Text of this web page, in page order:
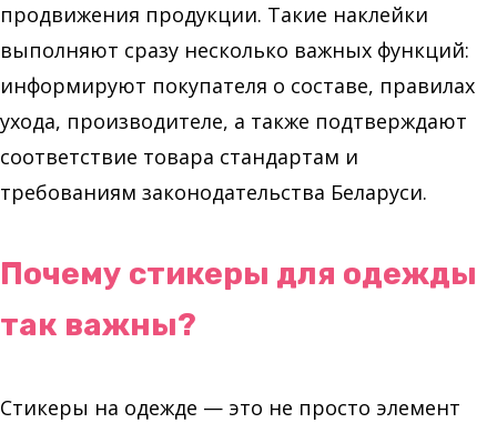
продвижения продукции. Такие наклейки
выполняют сразу несколько важных функций:
информируют покупателя о составе, правилах
ухода, производителе, а также подтверждают
соответствие товара стандартам и
требованиям законодательства Беларуси.
Почему стикеры для одежды
так важны?
Стикеры на одежде — это не просто элемент